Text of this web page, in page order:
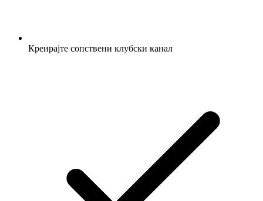
Креирајте сопствени клубски канал